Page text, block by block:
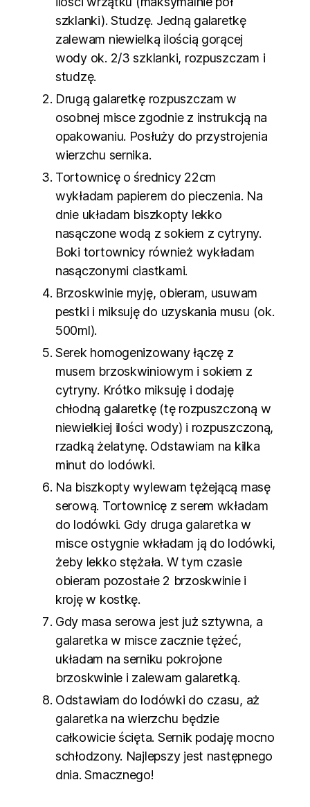
szklanki). Studzę. Jedną galaretkę
zalewam niewielką ilością gorącej
wody ok. 2/3 szklanki, rozpuszczam i
studzę.
Drugą galaretkę rozpuszczam w
osobnej misce zgodnie z instrukcją na
opakowaniu. Posłuży do przystrojenia
wierzchu sernika.
Tortownicę o średnicy 22cm
wykładam papierem do pieczenia. Na
dnie układam biszkopty lekko
nasączone wodą z sokiem z cytryny.
Boki tortownicy również wykładam
nasączonymi ciastkami.
Brzoskwinie myję, obieram, usuwam
pestki i miksuję do uzyskania musu (ok.
500ml).
Serek homogenizowany łączę z
musem brzoskwiniowym i sokiem z
cytryny. Krótko miksuję i dodaję
chłodną galaretkę (tę rozpuszczoną w
niewielkiej ilości wody) i rozpuszczoną,
rzadką żelatynę. Odstawiam na kilka
minut do lodówki.
Na biszkopty wylewam tężejącą masę
serową. Tortownicę z serem wkładam
do lodówki. Gdy druga galaretka w
misce ostygnie wkładam ją do lodówki,
żeby lekko stężała. W tym czasie
obieram pozostałe 2 brzoskwinie i
kroję w kostkę.
Gdy masa serowa jest już sztywna, a
galaretka w misce zacznie tężeć,
układam na serniku pokrojone
brzoskwinie i zalewam galaretką.
Odstawiam do lodówki do czasu, aż
galaretka na wierzchu będzie
całkowicie ścięta. Sernik podaję mocno
schłodzony. Najlepszy jest następnego
dnia. Smacznego!